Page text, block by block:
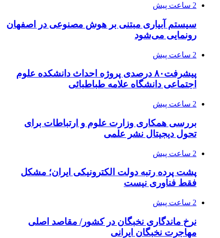
2 ساعت پیش
سیستم آبیاری مبتنی بر هوش مصنوعی در اصفهان
رونمایی می‌شود
2 ساعت پیش
پیشرفت۸۰ درصدی پروژه احداث دانشکده علوم
اجتماعی دانشگاه علامه طباطبائی
2 ساعت پیش
بررسی همکاری وزارت علوم و ارتباطات برای
تحول دیجیتال نشر علمی
2 ساعت پیش
پشت پرده رتبه دولت الکترونیکی ایران؛ مشکل
فقط فناوری نیست
2 ساعت پیش
نرخ ماندگاری نخبگان در کشور/ مقاصد اصلی
مهاجرت نخبگان ایرانی